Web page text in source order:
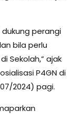
perangi
bila perlu
Sekolah,” ajak
P4GN di
2024) pagi.